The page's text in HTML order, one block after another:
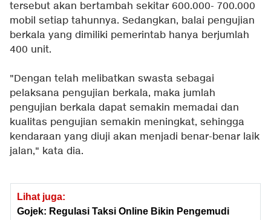
tersebut akan bertambah sekitar 600.000- 700.000
mobil setiap tahunnya. Sedangkan, balai pengujian
berkala yang dimiliki pemerintab hanya berjumlah
400 unit.
"Dengan telah melibatkan swasta sebagai
pelaksana pengujian berkala, maka jumlah
pengujian berkala dapat semakin memadai dan
kualitas pengujian semakin meningkat, sehingga
kendaraan yang diuji akan menjadi benar-benar laik
jalan," kata dia.
Lihat juga:
Gojek: Regulasi Taksi Online Bikin Pengemudi